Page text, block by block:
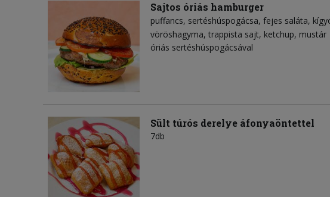
Sajtos óriás hamburger
puffancs sertéshúspogácsa fejes saláta
vöröshagyma trappista sajt ketchup mustár
óriás sertéshúspogácsával
Sült túrós derelye áfonyaöntettel
7db